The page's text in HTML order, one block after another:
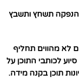
הנפקה תשחץ ותשבץ
לא מהווים תחליף
לכותבי התוכן על
תוכן בקנה מידה.